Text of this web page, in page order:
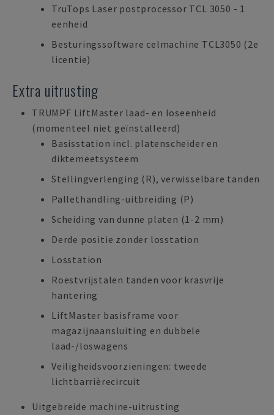
TruTops Laser postprocessor TCL 3050 - 1
eenheid
Besturingssoftware celmachine TCL3050 (2e
licentie)
Extra uitrusting
TRUMPF LiftMaster laad- en loseenheid
(momenteel niet geïnstalleerd)
Basisstation incl. platenscheider en
diktemeetsysteem
Stellingverlenging (R), verwisselbare tanden
Pallethandling-uitbreiding (P)
Scheiding van dunne platen (1-2 mm)
Derde positie zonder losstation
Losstation
Roestvrijstalen tanden voor krasvrije
hantering
LiftMaster basisframe voor
magazijnaansluiting en dubbele
laad-/loswagens
Veiligheidsvoorzieningen: tweede
lichtbarrièrecircuit
Uitgebreide machine-uitrusting